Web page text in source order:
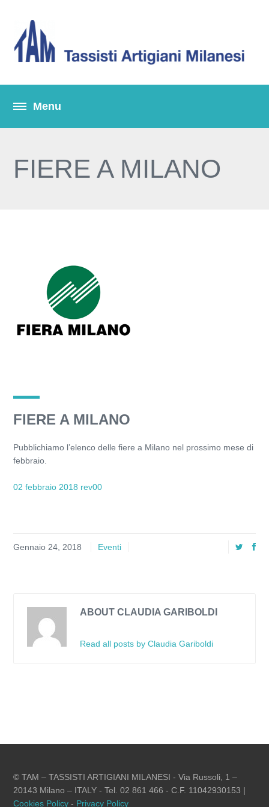
FIERE A MILANO
FIERE A MILANO
Pubblichiamo l’elenco delle fiere a Milano nel prossimo mese di
febbraio.
02 febbraio 2018 rev00
Gennaio 24, 2018 Eventi
ABOUT CLAUDIA GARIBOLDI
Read all posts by Claudia Gariboldi
© TAM – TASSISTI ARTIGIANI MILANESI - Via Russoli, 1 –
20143 Milano – ITALY - Tel. 02 861 466 - C.F. 11042930153 |
Cookies Policy - Privacy Policy